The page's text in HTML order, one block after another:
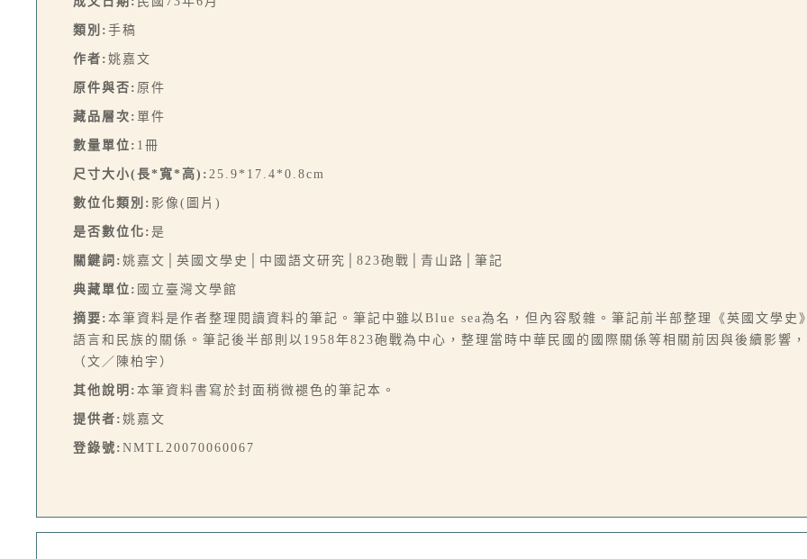
類別: 手稿
作者: 姚嘉文
原件與否: 原件
藏品層次: 單件
數量單位: 1冊
尺寸大小(長*寬*高): 25.9*17.4*0.8cm
數位化類別: 影像(圖片)
是否數位化: 是
關鍵詞: 姚嘉文│英國文學史│中國語文研究│823砲戰│青山路│筆記
典藏單位: 國立臺灣文學館
摘要: 本筆資料是作者整理閱讀資料的筆記。筆記中雖以Blue sea為名，但內容駁雜。筆記前半部整理《英國文學史
語言和民族的關係。筆記後半部則以1958年823砲戰為中心，整理當時中華民國的國際關係等相關前因與後續影響
（文／陳柏宇）
其他說明: 本筆資料書寫於封面稍微褪色的筆記本。
提供者: 姚嘉文
登錄號: NMTL20070060067